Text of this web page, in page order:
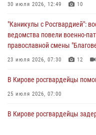
1 августа – День дежурной
01 августа 2026, 09:39
30 июля 2026, 12:49 10
"Каникулы с Росгвардией":
ведомства повели военно-
православной смены
23 июля 2026, 07:30 12
В Кирове росгвардейцы
25 июля 2026, 07:00
В Кирове росгвардейцы